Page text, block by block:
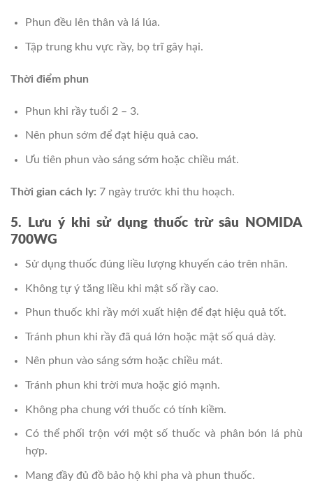
Phun đều lên thân và lá lúa.
Tập trung khu vực rầy, bọ trĩ gây hại.
Thời điểm phun
Phun khi rầy tuổi 2 – 3.
Nên phun sớm để đạt hiệu quả cao.
Ưu tiên phun vào sáng sớm hoặc chiều mát.
Thời gian cách ly: 7 ngày trước khi thu hoạch.
5. Lưu ý khi sử dụng thuốc trừ sâu NOMIDA
700WG
Sử dụng thuốc đúng liều lượng khuyến cáo trên nhãn.
Không tự ý tăng liều khi mật số rầy cao.
Phun thuốc khi rầy mới xuất hiện để đạt hiệu quả tốt.
Tránh phun khi rầy đã quá lớn hoặc mật số quá dày.
Nên phun vào sáng sớm hoặc chiều mát.
Tránh phun khi trời mưa hoặc gió mạnh.
Không pha chung với thuốc có tính kiềm.
Có thể phối trộn với một số thuốc và phân bón lá phù
hợp.
Mang đầy đủ đồ bảo hộ khi pha và phun thuốc.